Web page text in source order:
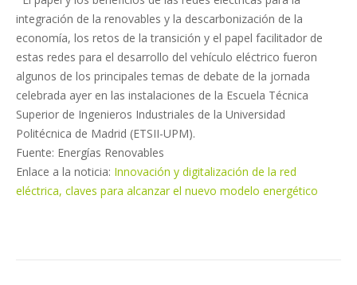
integración de la renovables y la descarbonización de la
economía, los retos de la transición y el papel facilitador de
estas redes para el desarrollo del vehículo eléctrico fueron
algunos de los principales temas de debate de la jornada
celebrada ayer en las instalaciones de la Escuela Técnica
Superior de Ingenieros Industriales de la Universidad
Politécnica de Madrid (ETSII-UPM).
Fuente: Energías Renovables
Enlace a la noticia: Innovación y digitalización de la red
eléctrica, claves para alcanzar el nuevo modelo energético